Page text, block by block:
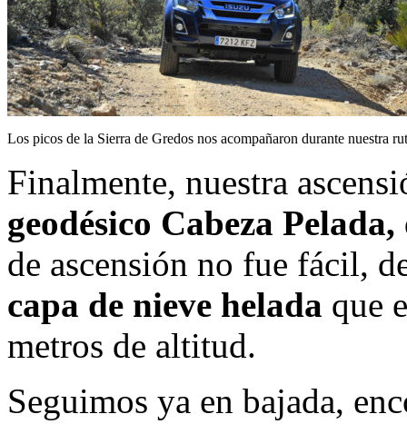
Los picos de la Sierra de Gredos nos acompañaron durante nuestra
Finalmente, nuestra
geodésico Cabeza Pelada,
de ascensión no fue fácil,
capa de nieve helada que
metros de altitud.
Seguimos ya en bajada,